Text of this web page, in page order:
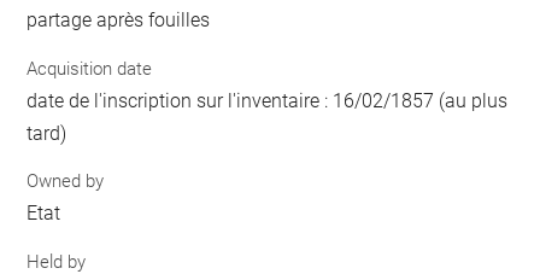
partage après fouilles
Acquisition date
date de l'inscription sur l'inventaire : 16/02/1857 (au plus
tard)
Owned by
Etat
Held by